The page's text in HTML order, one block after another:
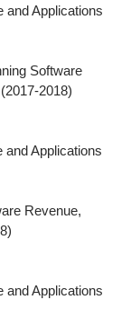
and Applications
Software
2018)
and Applications
Revenue,
and Applications